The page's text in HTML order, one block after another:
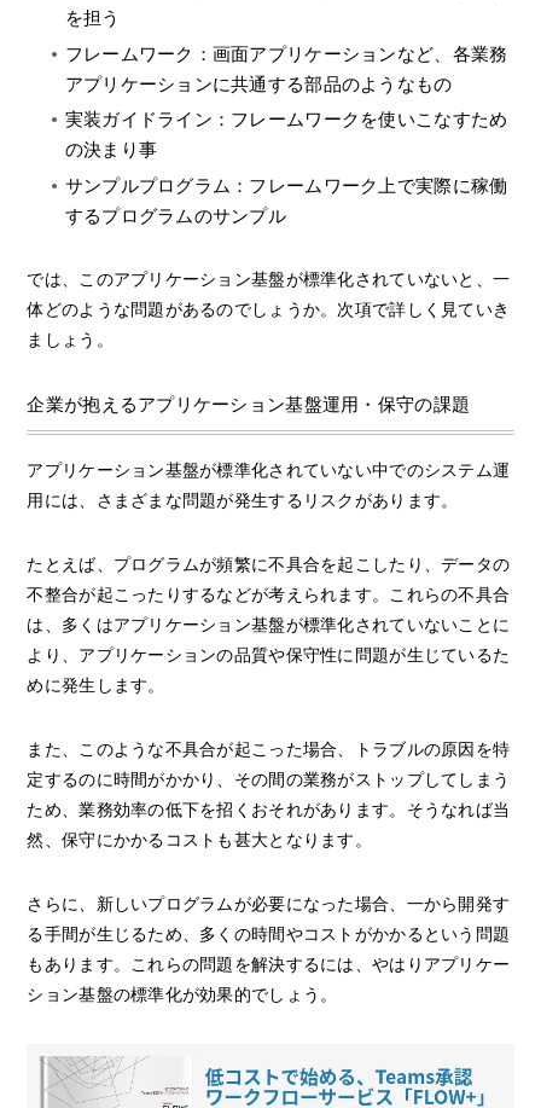
を担う
フレームワーク：画面アプリケーションなど、各業務
アプリケーションに共通する部品のようなもの
実装ガイドライン：フレームワークを使いこなすため
の決まり事
サンプルプログラム：フレームワーク上で実際に稼働
するプログラムのサンプル
では、このアプリケーション基盤が標準化されていないと、一
体どのような問題があるのでしょうか。次項で詳しく見ていき
ましょう。
企業が抱えるアプリケーション基盤運用・保守の課題
アプリケーション基盤が標準化されていない中でのシステム運
用には、さまざまな問題が発生するリスクがあります。
たとえば、プログラムが頻繁に不具合を起こしたり、データの
不整合が起こったりするなどが考えられます。これらの不具合
は、多くはアプリケーション基盤が標準化されていないことに
より、アプリケーションの品質や保守性に問題が生じているた
めに発生します。
また、このような不具合が起こった場合、トラブルの原因を特
定するのに時間がかかり、その間の業務がストップしてしまう
ため、業務効率の低下を招くおそれがあります。そうなれば当
然、保守にかかるコストも甚大となります。
さらに、新しいプログラムが必要になった場合、一から開発す
る手間が生じるため、多くの時間やコストがかかるという問題
もあります。これらの問題を解決するには、やはりアプリケー
ション基盤の標準化が効果的でしょう。